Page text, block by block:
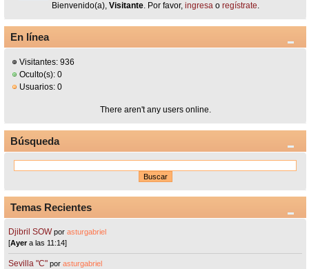
Bienvenido(a), Visitante. Por favor, ingresao regístrate.
En línea
Visitantes: 936
Oculto(s): 0
Usuarios: 0
There aren't any users online.
Búsqueda
Temas Recientes
Djibril SOW porasturgabriel
[Ayera las 11:14]
Sevilla "C"porasturgabriel